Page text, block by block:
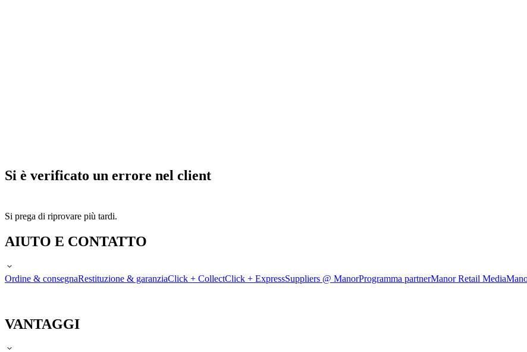
Si è verificato un errore nel client
Si prega di riprovare più tardi.
AIUTO E CONTATTO
Ordine & consegnaRestituzione & garanziaClick + CollectClick + ExpressSuppliers @ ManorProgramma partnerManor Retail Media
VANTAGGI